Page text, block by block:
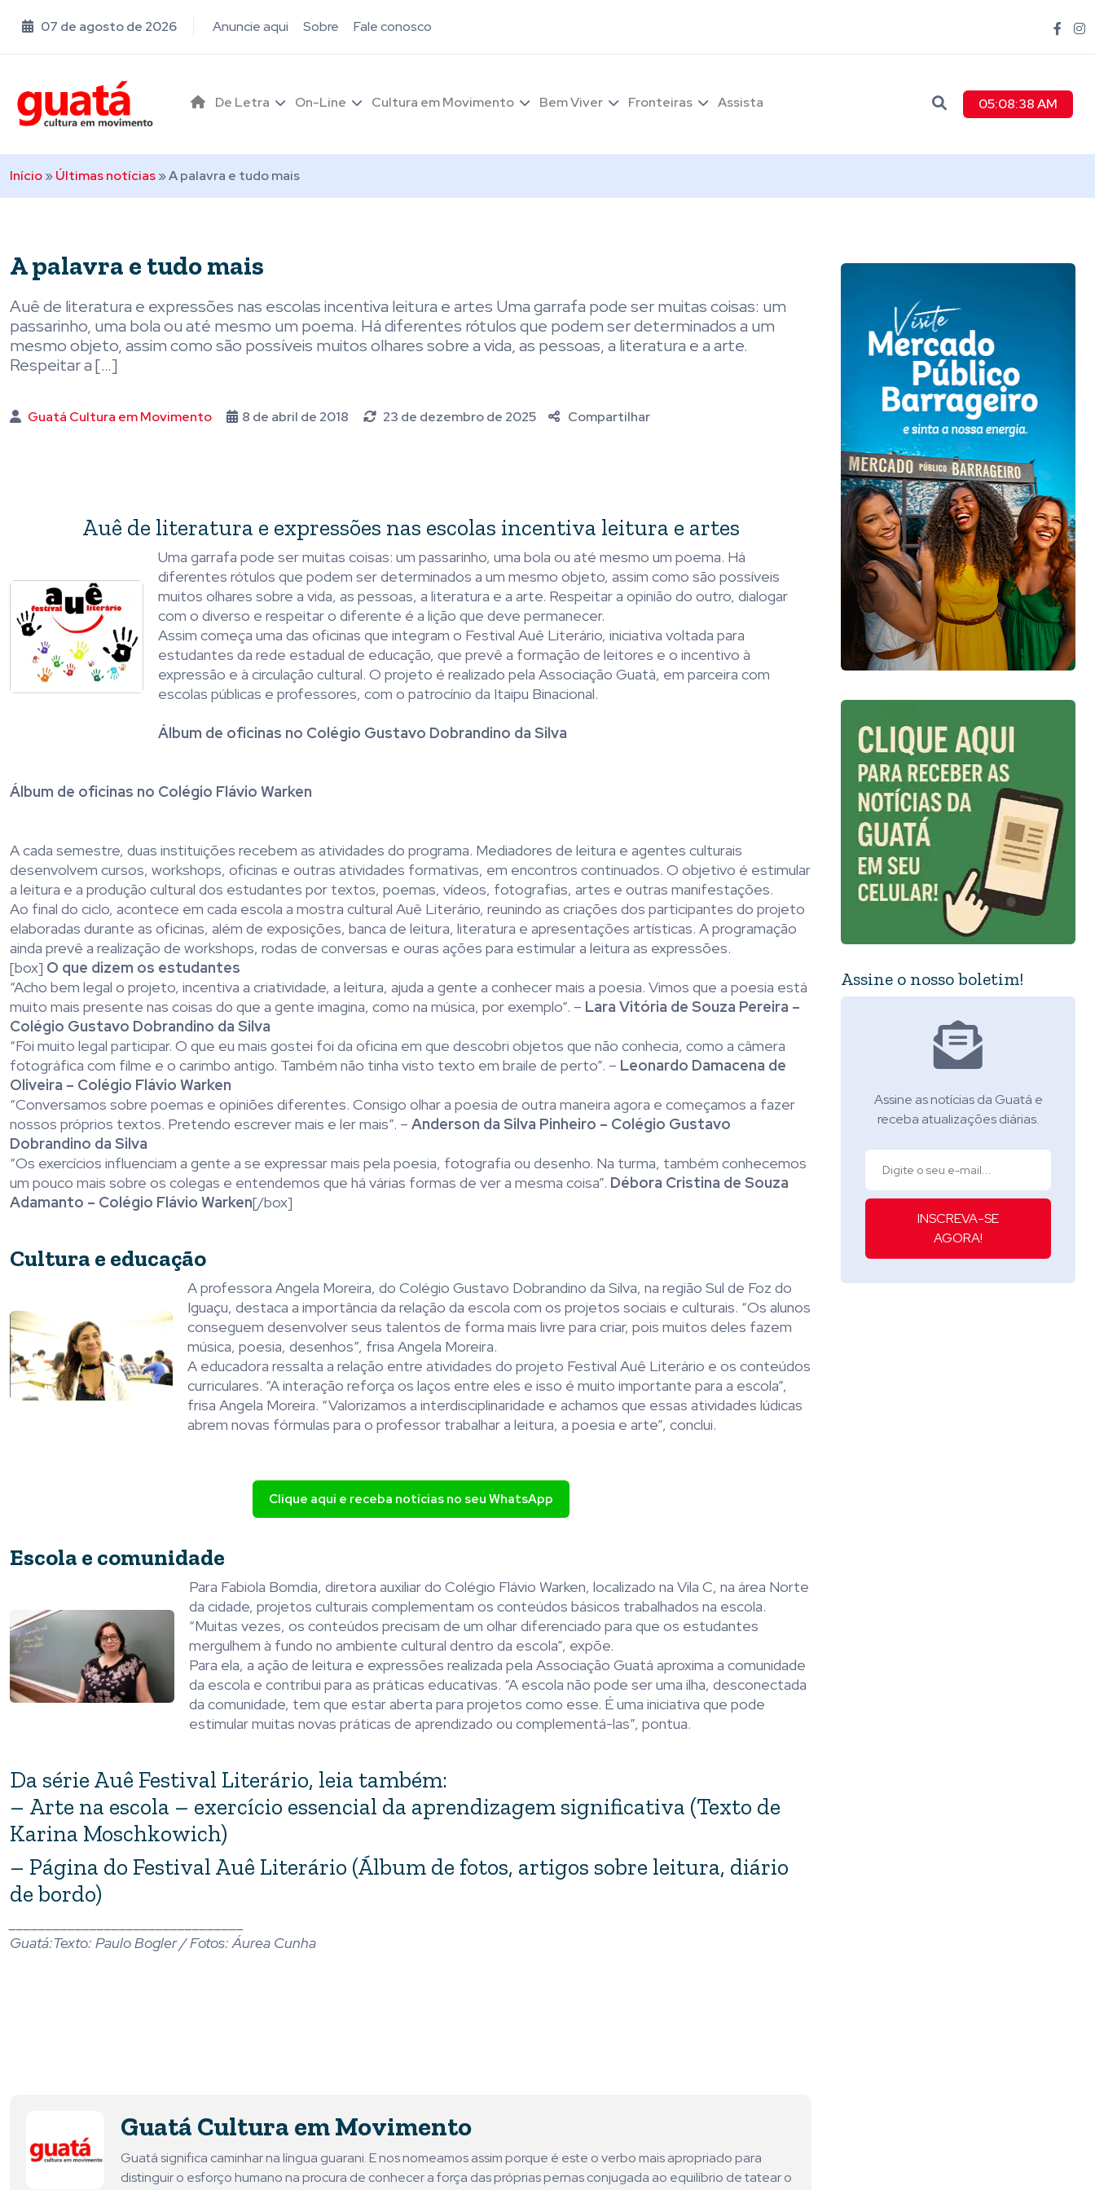
07 de agosto de 2026 Anuncie aqui Sobre Fale conosco
De Letra On-Line Cultura em Movimento Bem Viver Fronteiras Assista 05:08:39 AM
Início»Últimas notícias»A palavra e tudo mais
A palavra e tudo mais
Auê de literatura e expressões nas escolas incentiva leitura e artes Uma garrafa pode ser muitas coisas: um
passarinho, uma bola ou até mesmo um poema. Há diferentes rótulos que podem ser determinados a um
mesmo objeto, assim como são possíveis muitos olhares sobre a vida, as pessoas, a literatura e a arte.
Respeitar a […]
Guatá Cultura em Movimento 8 de abril de 2018 23 de dezembro de 2025 Compartilhar
Auê de literatura e expressões nas escolas incentiva leitura e artes
Uma garrafa pode ser muitas coisas: um passarinho, uma bola ou até mesmo um poema. Há
diferentes rótulos que podem ser determinados a um mesmo objeto, assim como são possíveis
muitos olhares sobre a vida, as pessoas, a literatura e a arte. Respeitar a opinião do outro, dialogar
com o diverso e respeitar o diferente é a lição que deve permanecer.
Assim começa uma das oficinas que integram o Festival Auê Literário, iniciativa voltada para
estudantes da rede estadual de educação, que prevê a formação de leitores e o incentivo à
expressão e à circulação cultural. O projeto é realizado pela Associação Guatá, em parceira com
escolas públicas e professores, com o patrocínio da Itaipu Binacional.
Álbum de oficinas no Colégio Gustavo Dobrandino da Silva
Álbum de oficinas no Colégio Flávio Warken
A cada semestre, duas instituições recebem as atividades do programa. Mediadores de leitura e agentes culturais
desenvolvem cursos, workshops, oficinas e outras atividades formativas, em encontros continuados. O objetivo é estimular
a leitura e a produção cultural dos estudantes por textos, poemas, vídeos, fotografias, artes e outras manifestações.
Ao final do ciclo, acontece em cada escola a mostra cultural Auê Literário, reunindo as criações dos participantes do projeto
elaboradas durante as oficinas, além de exposições, banca de leitura, literatura e apresentações artísticas. A programação
ainda prevê a realização de workshops, rodas de conversas e ouras ações para estimular a leitura as expressões.
[box] O que dizem os estudantes
“Acho bem legal o projeto, incentiva a criatividade, a leitura, ajuda a gente a conhecer mais a poesia. Vimos que a poesia está
muito mais presente nas coisas do que a gente imagina, como na música, por exemplo”. – Lara Vitória de Souza Pereira –
Colégio Gustavo Dobrandino da Silva
“Foi muito legal participar. O que eu mais gostei foi da oficina em que descobri objetos que não conhecia, como a câmera
fotográfica com filme e o carimbo antigo. Também não tinha visto texto em braile de perto”. – Leonardo Damacena de
Oliveira – Colégio Flávio Warken
“Conversamos sobre poemas e opiniões diferentes. Consigo olhar a poesia de outra maneira agora e começamos a fazer
nossos próprios textos. Pretendo escrever mais e ler mais”. – Anderson da Silva Pinheiro – Colégio Gustavo
Dobrandino da Silva
“Os exercícios influenciam a gente a se expressar mais pela poesia, fotografia ou desenho. Na turma, também conhecemos
um pouco mais sobre os colegas e entendemos que há várias formas de ver a mesma coisa”. Débora Cristina de Souza
Adamanto – Colégio Flávio Warken[/box]
Cultura e educação
A professora Angela Moreira, do Colégio Gustavo Dobrandino da Silva, na região Sul de Foz do
Iguaçu, destaca a importância da relação da escola com os projetos sociais e culturais. “Os alunos
conseguem desenvolver seus talentos de forma mais livre para criar, pois muitos deles fazem
música, poesia, desenhos”, frisa Angela Moreira.
A educadora ressalta a relação entre atividades do projeto Festival Auê Literário e os conteúdos
curriculares. “A interação reforça os laços entre eles e isso é muito importante para a escola”,
frisa Angela Moreira. “Valorizamos a interdisciplinaridade e achamos que essas atividades lúdicas
abrem novas fórmulas para o professor trabalhar a leitura, a poesia e arte”, conclui.
Clique aqui e receba notícias no seu WhatsApp
Escola e comunidade
Para Fabiola Bomdia, diretora auxiliar do Colégio Flávio Warken, localizado na Vila C, na área Norte
da cidade, projetos culturais complementam os conteúdos básicos trabalhados na escola.
“Muitas vezes, os conteúdos precisam de um olhar diferenciado para que os estudantes
mergulhem à fundo no ambiente cultural dentro da escola”, expõe.
Para ela, a ação de leitura e expressões realizada pela Associação Guatá aproxima a comunidade
da escola e contribui para as práticas educativas. “A escola não pode ser uma ilha, desconectada
da comunidade, tem que estar aberta para projetos como esse. É uma iniciativa que pode
estimular muitas novas práticas de aprendizado ou complementá-las”, pontua.
Da série Auê Festival Literário, leia também:
– Arte na escola – exercício essencial da aprendizagem significativa (Texto de
Karina Moschkowich)
– Página do Festival Auê Literário (Álbum de fotos, artigos sobre leitura, diário
de bordo)
Guatá:Texto: Paulo Bogler / Fotos: Áurea Cunha
Guatá Cultura em Movimento
Guatá significa caminhar na língua guarani. E nos nomeamos assim porque é este o verbo mais apropriado para
distinguir o esforço humano na procura de conhecer a força das próprias pernas conjugada ao equilíbrio de tatear o
Assine o nosso boletim!
Assine as notícias da Guatá e
receba atualizações diárias.
INSCREVA-SE
AGORA!